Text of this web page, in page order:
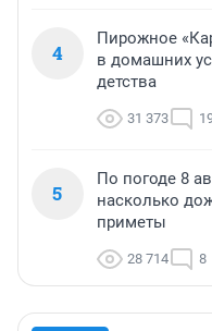
4
Пирожное
в домашних
детства
31 373
5
По погоде 8
насколько
приметы
28 714 8